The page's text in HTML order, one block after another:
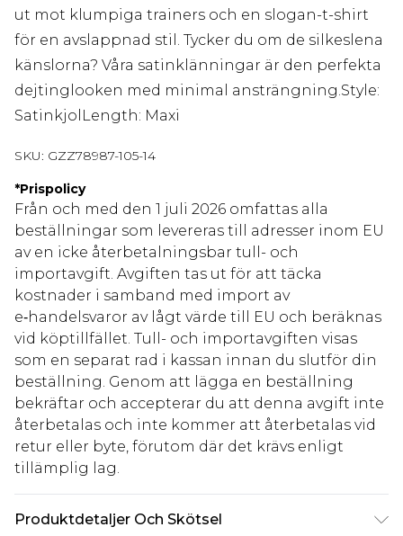
ut mot klumpiga trainers och en slogan-t-shirt
för en avslappnad stil. Tycker du om de silkeslena
känslorna? Våra satinklänningar är den perfekta
dejtinglooken med minimal ansträngning.Style:
SatinkjolLength: Maxi
SKU: GZZ78987-105-14
*Prispolicy
Från och med den 1 juli 2026 omfattas alla
beställningar som levereras till adresser inom EU
av en icke återbetalningsbar tull- och
importavgift. Avgiften tas ut för att täcka
kostnader i samband med import av
e‑handelsvaror av lågt värde till EU och beräknas
vid köptillfället. Tull- och importavgiften visas
som en separat rad i kassan innan du slutför din
beställning. Genom att lägga en beställning
bekräftar och accepterar du att denna avgift inte
återbetalas och inte kommer att återbetalas vid
retur eller byte, förutom där det krävs enligt
tillämplig lag.
Produktdetaljer Och Skötsel